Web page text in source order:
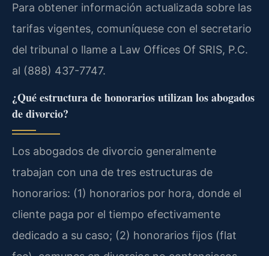
Para obtener información actualizada sobre las
tarifas vigentes, comuníquese con el secretario
del tribunal o llame a Law Offices Of SRIS, P.C.
al (888) 437-7747.
¿Qué estructura de honorarios utilizan los abogados
de divorcio?
Los abogados de divorcio generalmente
trabajan con una de tres estructuras de
honorarios: (1) honorarios por hora, donde el
cliente paga por el tiempo efectivamente
dedicado a su caso; (2) honorarios fijos (flat